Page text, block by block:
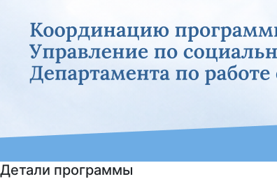
Войска беспилотных систем РФ